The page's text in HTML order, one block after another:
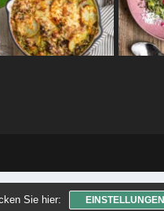
Sie hier: EINSTELLUNGEN